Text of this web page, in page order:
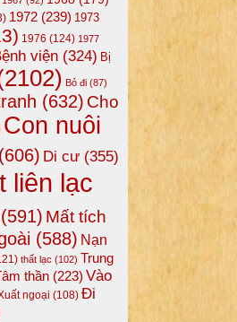
1972 (239) 1973
1976 (124) 1977
viện (324) Bị
Bỏ đi (87)
(632) Cho
Con nuôi
(606) Di cư (355)
liên lạc
(591) Mất tích
(588) Nạn
thất lạc (102) Trung
thần (223) Vào
ngoại (108) Đi